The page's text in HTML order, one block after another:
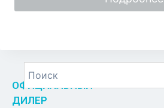
ОФИЦИАЛЬНЫЙ
ДИЛЕР